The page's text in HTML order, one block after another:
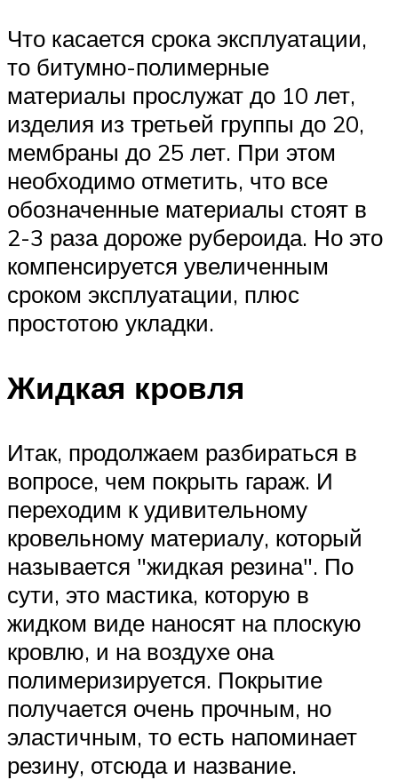
Что касается срока эксплуатации,
то битумно-полимерные
материалы прослужат до 10 лет,
изделия из третьей группы до 20,
мембраны до 25 лет. При этом
необходимо отметить, что все
обозначенные материалы стоят в
2-3 раза дороже рубероида. Но это
компенсируется увеличенным
сроком эксплуатации, плюс
простотою укладки.
Жидкая кровля
Итак, продолжаем разбираться в
вопросе, чем покрыть гараж. И
переходим к удивительному
кровельному материалу, который
называется жидкая резина . По
сути, это мастика, которую в
жидком виде наносят на плоскую
кровлю, и на воздухе она
полимеризируется. Покрытие
получается очень прочным, но
эластичным, то есть напоминает
резину, отсюда и название.